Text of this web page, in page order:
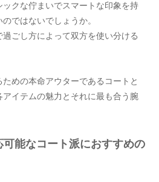
クな佇まいでスマートな印象を持
ではないでしょうか。
ごし方によって双方を使い分ける
めの本命アウターであるコートと
イテムの魅力とそれに最も合う腕
能なコート派におすすめの